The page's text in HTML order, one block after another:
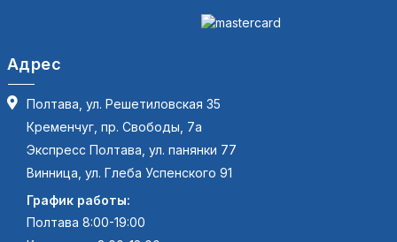
Адрес
Полтава, ул. Решетиловская 35
Кременчуг, пр. Свободы, 7а
Экспресс Полтава, ул. панянки 77
Винница, ул. Глеба Успенского 91
График работы:
Полтава 8:00-19:00